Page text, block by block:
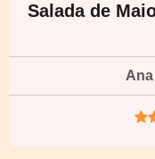
Salada de